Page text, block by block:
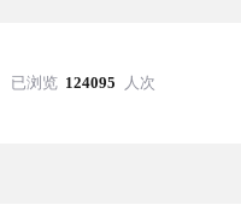
已浏览 124095 人次